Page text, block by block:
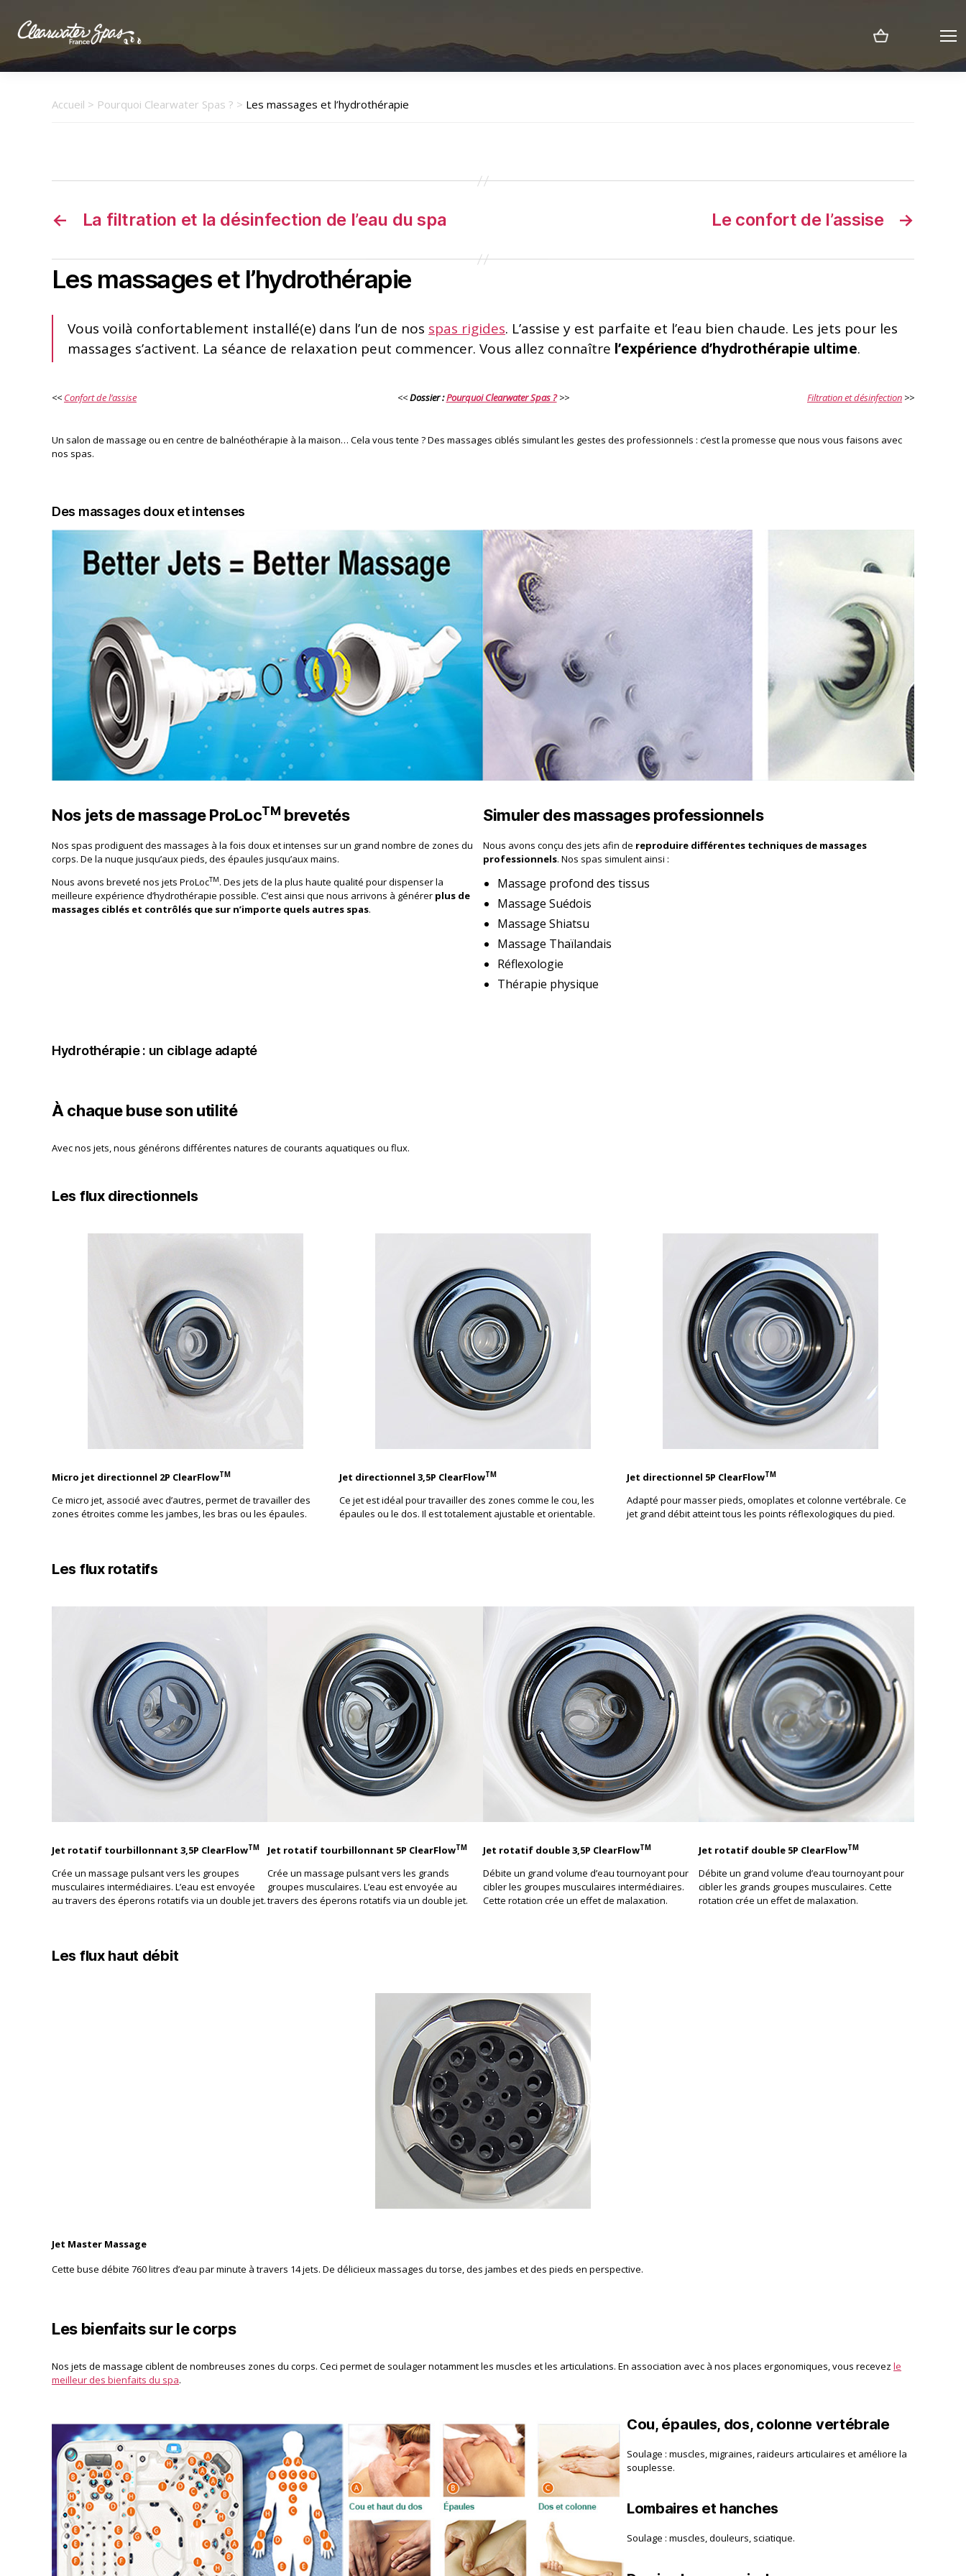
Clearwater
Spas
Accueil > Pourquoi Clearwater Spas ? > Les massages et l’hydrothérapie
← La filtration et la désinfection de l’eau du spa →
Le confort de l’assise
Les massages et l’hydrothérapie
Vous voilà confortablement installé(e) dans l’un de nos spas rigides. L’assise y est parfaite et l’eau bien chaude. Les jets pour les
massages s’activent. La séance de relaxation peut commencer. Vous allez connaître l’expérience d’hydrothérapie ultime.
<< Confort de l’assise <<Dossier :Pourquoi Clearwater Spas ?>> Filtration et désinfection >>
Un salon de massage ou en centre de balnéothérapie à la maison… Cela vous tente ? Des massages ciblés simulant les gestes des professionnels : c’est la promesse que nous vous faisons avec
nos spas.
Des massages doux et intenses
Nos jets de massage ProLocTM brevetés
Nos spas prodiguent des massages à la fois doux et intenses sur un grand nombre de zones du
corps. De la nuque jusqu’aux pieds, des épaules jusqu’aux mains.
Nous avons breveté nos jets ProLocTM. Des jets de la plus haute qualité pour dispenser la
meilleure expérience d’hydrothérapie possible. C’est ainsi que nous arrivons à générer plus de
massages ciblés et contrôlés que sur n’importe quels autres spas.
Simuler des massages professionnels
Nous avons conçu des jets afin de reproduire différentes techniques de massages
professionnels. Nos spas simulent ainsi :
Massage profond des tissus
Massage Suédois
Massage Shiatsu
Massage Thaïlandais
Réflexologie
Thérapie physique
Hydrothérapie : un ciblage adapté
À chaque buse son utilité
Avec nos jets, nous générons différentes natures de courants aquatiques ou flux.
Les flux directionnels
Micro jet directionnel 2P ClearFlowTM
Ce micro jet, associé avec d’autres, permet de travailler des
zones étroites comme les jambes, les bras ou les épaules.
Jet directionnel 3,5P ClearFlowTM
Ce jet est idéal pour travailler des zones comme le cou, les
épaules ou le dos. Il est totalement ajustable et orientable.
Jet directionnel 5P ClearFlowTM
Adapté pour masser pieds, omoplates et colonne vertébrale. Ce
jet grand débit atteint tous les points réflexologiques du pied.
Les flux rotatifs
Jet rotatif tourbillonnant 3,5P ClearFlowTM
Crée un massage pulsant vers les groupes
musculaires intermédiaires. L’eau est envoyée
au travers des éperons rotatifs via un double jet.
Jet rotatif tourbillonnant 5P ClearFlowTM
Crée un massage pulsant vers les grands
groupes musculaires. L’eau est envoyée au
travers des éperons rotatifs via un double jet.
Jet rotatif double 3,5P ClearFlowTM
Débite un grand volume d’eau tournoyant pour
cibler les groupes musculaires intermédiaires.
Cette rotation crée un effet de malaxation.
Jet rotatif double 5P ClearFlowTM
Débite un grand volume d’eau tournoyant pour
cibler les grands groupes musculaires. Cette
rotation crée un effet de malaxation.
Les flux haut débit
Jet Master Massage
Cette buse débite 760 litres d’eau par minute à travers 14 jets. De délicieux massages du torse, des jambes et des pieds en perspective.
Les bienfaits sur le corps
Nos jets de massage ciblent de nombreuses zones du corps. Ceci permet de soulager notamment les muscles et les articulations. En association avec à nos places ergonomiques, vous recevez le
meilleur des bienfaits du spa.
Cou, épaules, dos, colonne vertébrale
Soulage : muscles, migraines, raideurs articulaires et améliore la
souplesse.
Lombaires et hanches
Soulage : muscles, douleurs, sciatique.